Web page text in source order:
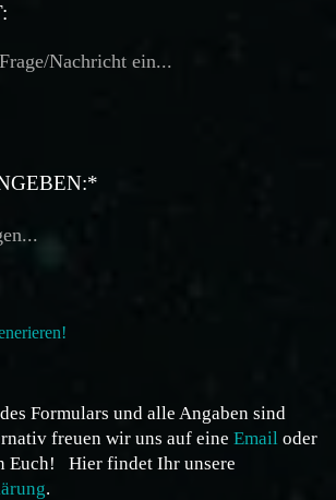
Formulars und alle Angaben sind
freuen wir uns auf eine Email oder
Euch!
Hier findet Ihr unsere
.